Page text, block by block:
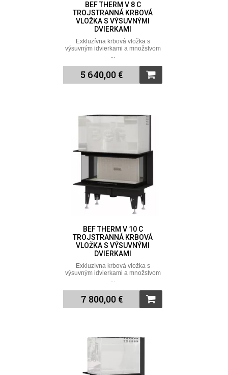
BEF THERM V 8 C
TROJSTRANNÁ KRBOVÁ
VLOŽKA S VÝSUVNÝMI
DVIERKAMI
Exkluzívna krbová vložka s
výsuvným idvierkami a množstvom
...
5 640,00 €
BEF THERM V 10 C
TROJSTRANNÁ KRBOVÁ
VLOŽKA S VÝSUVNÝMI
DVIERKAMI
Exkluzívna krbová vložka s
výsuvným idvierkami a množstvom
7 800,00 €